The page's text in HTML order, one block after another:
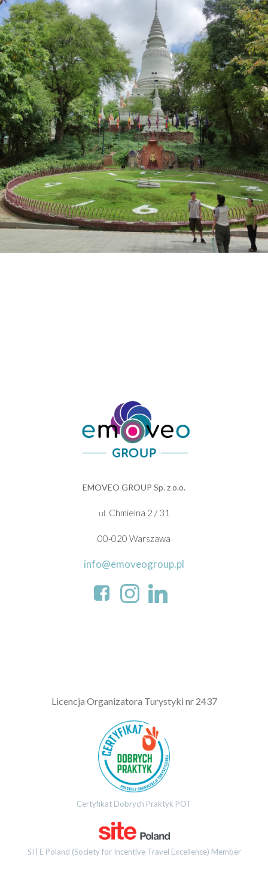
EMOVEO GROUP Sp. z o.o.
ul. Chmielna 2 / 31
00-020 Warszawa
info@emoveogroup.pl
Licencja Organizatora Turystyki nr 2437
Certyfikat Dobrych Praktyk POT
SITE Poland (Society for Incentive Travel Excellence) Member